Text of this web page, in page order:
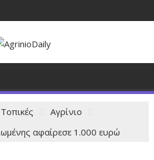
Τοπικές
Αγρίνιο
αφαίρεσε 1.000 ευρώ